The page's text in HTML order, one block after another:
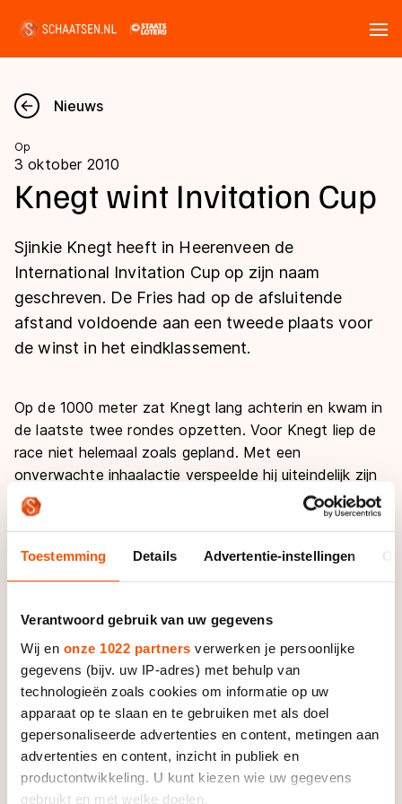
Toestemming Details Advertentie-instellingen
Verantwoord gebruik van uw gegevens
Wij en onze 1022 partners verwerken je persoonlijke
gegevens (bijv. uw IP-adres) met behulp van
technologieën zoals cookies om informatie op uw
apparaat op te slaan en te gebruiken met als doel
gepersonaliseerde advertenties en content, metingen aan
advertenties en content, inzicht in publiek en
productontwikkeling. U kunt kiezen wie uw gegevens
gebruikt en met welke doelen.
Nieuws
Kalender
Marathon
Langebaan
Kunstschaatsen
Schoonrijden
Uitslagen
Langebaan
Inlineskaten
Kunstschaatsen
Tijden & historie
Persoonlijke records & tijden
Historie & statistiek
De weg op
Inschrijven wedstrijden
Algemene Nederlandse Schaatstijd
Deze zomer de weg op
Schaatsfans
Alles voor jou als schaatsfan
Evenementen
Winacties
Olympische Spelen
Olympische Spelen
Medaillespiegel
Olympische uitslagen
Van Jong tot Goud verhalen
Nieuws
Op
3 oktober 2010
Knegt wint Invitation Cup
Sjinkie Knegt heeft in Heerenveen de
International Invitation Cup op zijn naam
geschreven. De Fries had op de afsluitende
afstand voldoende aan een tweede plaats voor
de winst in het eindklassement.
Op de 1000 meter zat Knegt lang achterin en kwam in
de laatste twee rondes opzetten. Voor Knegt liep de
race niet helemaal zoals gepland. Met een
onverwachte inhaalactie verspeelde hij uiteindelijk zijn
kans op de winst. “Het was niet de bedoeling om in te
halen, maar die Brit voor me ging ineens wijd de bocht
raakte even uit balans en moest daardoor toezien hoe
de Let Silovs, Europees kampioen in 2008, er met de
Dat bracht de winst van Knegt in het eindklassement
echter niet meer in gevaar. “Ik heb een mooi toernooi
gereden”, aldus Knegt. “Ik ben weer wat sterker
geworden. Als ik goed uitgerust ben, moet het zeker
nog harder kunnen.” De Friese shorttracker reed het
hele toernooi opvallend makkelijk en kreeg het publiek
geregeld op de banken met zijn spectaculaire